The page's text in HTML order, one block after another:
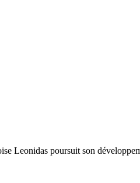
Leonidas poursuit son